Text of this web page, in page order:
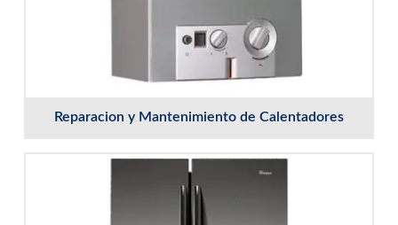
Reparacion y Mantenimiento de Calentadores